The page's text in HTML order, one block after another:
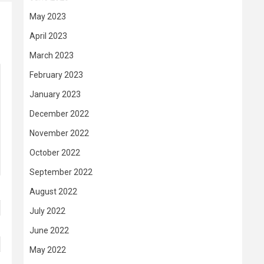
May 2023
April 2023
March 2023
February 2023
January 2023
December 2022
November 2022
October 2022
September 2022
August 2022
July 2022
June 2022
May 2022